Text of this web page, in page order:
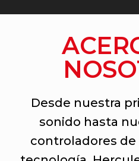
Desde nuestra
sonido hasta
controladores